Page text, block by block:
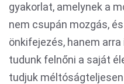
gyakorlat, amelynek a
nem csupán mozgás,
önkifejezés, hanem
tudunk felnőni a saját
tudjuk